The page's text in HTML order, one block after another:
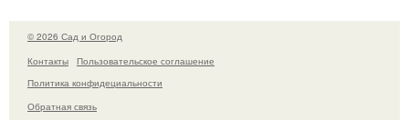
© 2026 Сад и Огород
Контакты
Пользовательское соглашение
Политика конфидециальности
Обратная связь